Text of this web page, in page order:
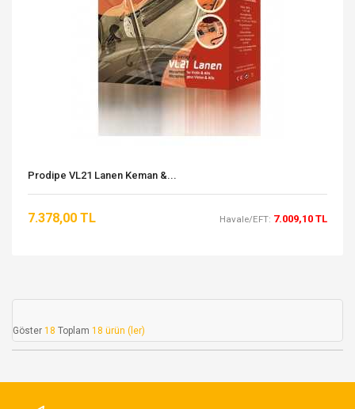
Prodipe VL21 Lanen Keman &...
7.378,00 TL Havale/EFT: 7.009,10 TL
Göster 18 Toplam 18 ürün (ler)